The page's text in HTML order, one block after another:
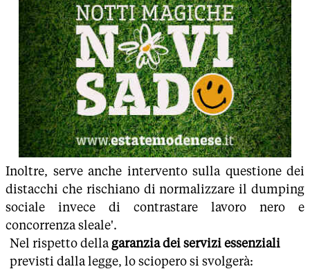
Inoltre, serve anche intervento sulla questione dei
distacchi che rischiano di normalizzare il dumping
sociale invece di contrastare lavoro nero e
concorrenza sleale'.
Nel rispetto della garanzia dei servizi essenziali
previsti dalla legge, lo sciopero si svolgerà: